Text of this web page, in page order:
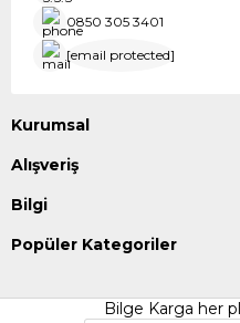
0850 305 3401
[email protected]
Kurumsal
Alışveriş
Bilgi
Popüler Kategoriler
Bilge Karga her